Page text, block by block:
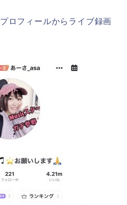
ロフィールからライブ録画